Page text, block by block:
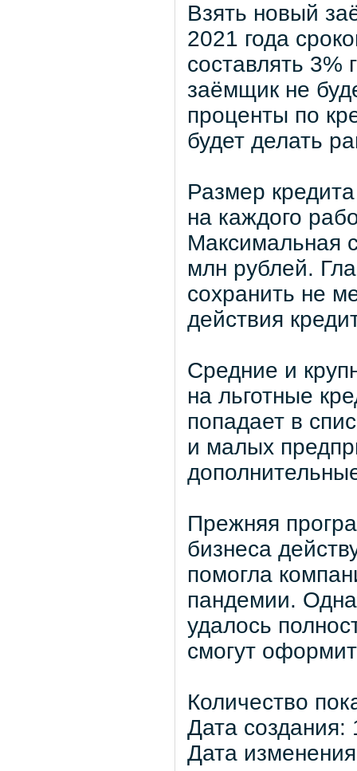
Взять новый
2021 года
составлять 3%
заёмщик не
проценты по
будет делать
Размер
на каждого
Максимальная
млн рублей.
сохранить не
действия
Средние и
на льготные
попадает в
и малых
Прежняя
бизнеса
помогла
пандемии.
удалось
смогут
Количество
Дата
Дата